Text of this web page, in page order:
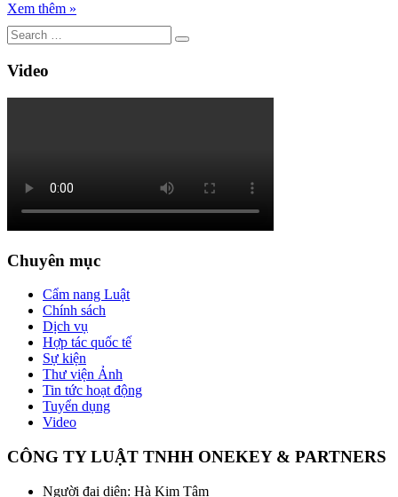
Xem thêm »
Video
Chuyên mục
Cẩm nang Luật
Chính sách
Dịch vụ
Hợp tác quốc tế
Sự kiện
Thư viện Ảnh
Tin tức hoạt động
Tuyển dụng
Video
CÔNG TY LUẬT TNHH ONEKEY & PARTNERS
Người đại diện: Hà Kim Tâm